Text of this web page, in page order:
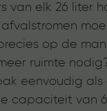
van elk 26 liter
op de
ruimte
eenvoudig als
capaciteit van